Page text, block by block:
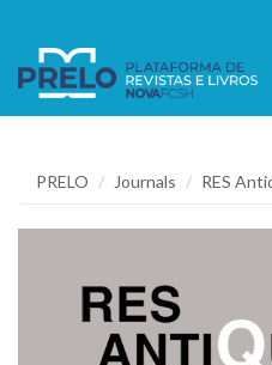
PRELO Journals RES